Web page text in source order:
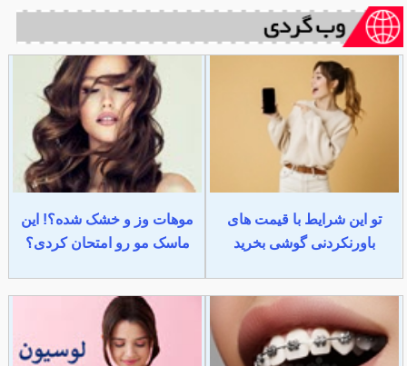
تو این شرایط با قیمت های
باورنکردنی گوشی بخرید
موهات وز و خشک شده؟! این
ماسک مو رو امتحان کردی؟